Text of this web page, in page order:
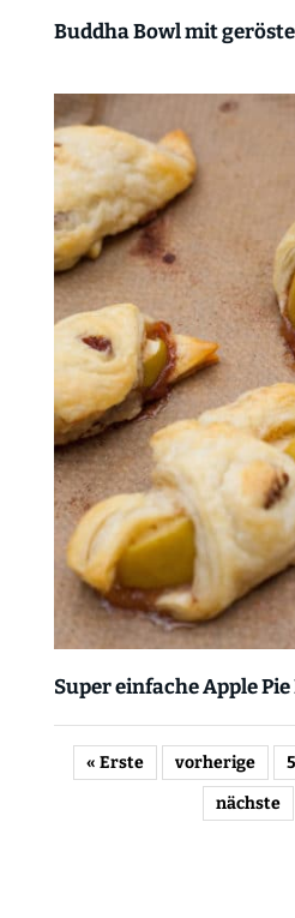
Buddha Bowl mit
Super einfache Apple Pie
« Erste vorherige 5
nächste